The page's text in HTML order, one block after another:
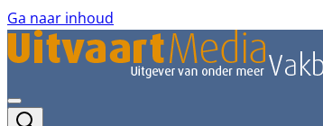
Ga naar inhoud